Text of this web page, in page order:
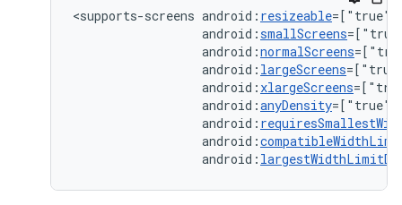
<supports-screens android: resizeable=["true"|
android:smallScreens
android:normalScreens
android: largeScreens
android: xlargeScreens
android:anyDensity=["true"
android:
android:
android: largestWidthLimitDp